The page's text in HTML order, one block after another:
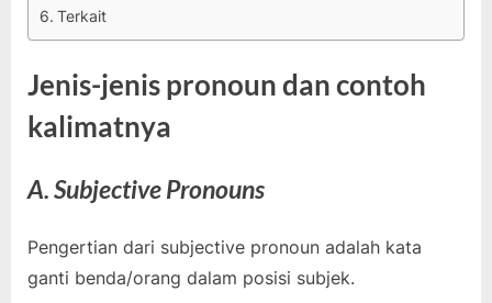
Terkait
Jenis-jenis pronoun dan contoh
kalimatnya
A. Subjective Pronouns
Pengertian dari subjective pronoun adalah kata
ganti benda/orang dalam posisi subjek.